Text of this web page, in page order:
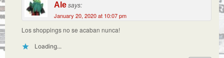
Alesays:
January 20, 2020 at 10:07 pm
Los shoppings no se acaban nunca!
Loading...